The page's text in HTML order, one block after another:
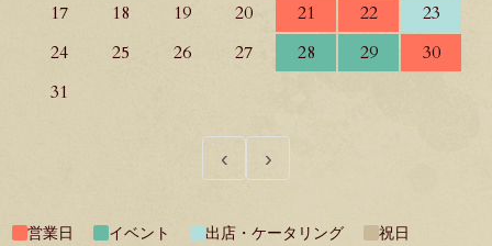
17
18 19 20 21 22
23
24
25 26 27 28 29
30
31
‹ ›
営業日 イベント 出店・ケータリング
祝日